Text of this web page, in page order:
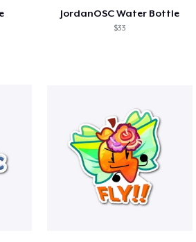
JordanOSC Water Bottle
$33